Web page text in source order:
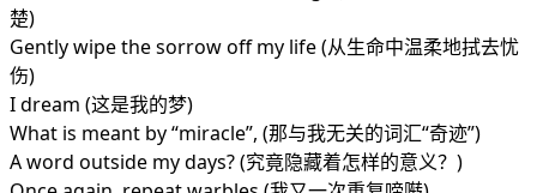
楚)
Gently wipe the sorrow off my life (从生命中温柔地拭去忧
伤)
I dream (这是我的梦)
What is meant by “miracle”, (那与我无关的词汇“奇迹”)
A word outside my days? (究竟隐藏着怎样的意义？)